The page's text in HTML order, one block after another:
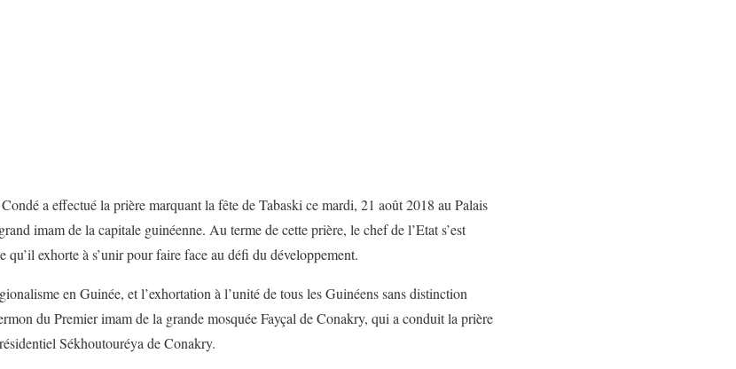
a effectué la prière marquant la fête de Tabaski ce mardi, 21 août 2018 au Palais
imam de la capitale guinéenne. Au terme de cette prière, le chef de l’Etat s’est
qu’il exhorte à s’unir pour faire face au défi du développement.
en Guinée, et l’exhortation à l’unité de tous les Guinéens sans distinction
du Premier imam de la grande mosquée Fayçal de Conakry, qui a conduit la prière
Sékhoutouréya de Conakry.